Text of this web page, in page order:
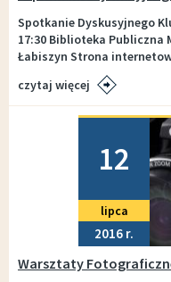
Spotkanie Dyskusyjnego
17:30 Biblioteka Publiczna
Łabiszyn Strona
czytaj więcej
12
lipca
2016